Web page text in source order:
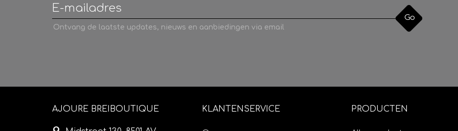
Go
Ontvang de laatste updates, nieuws en aanbiedingen via email
AJOURE BREIBOUTIQUE KLANTENSERVICE PRODUCTEN